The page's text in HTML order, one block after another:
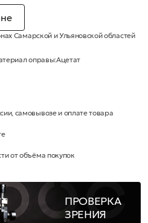
Самарской и Ульяновской областей
оправы:Ацетат
самовывозе и оплате товара
от объёма покупок
ПРОВЕРКА
ЗРЕНИЯ